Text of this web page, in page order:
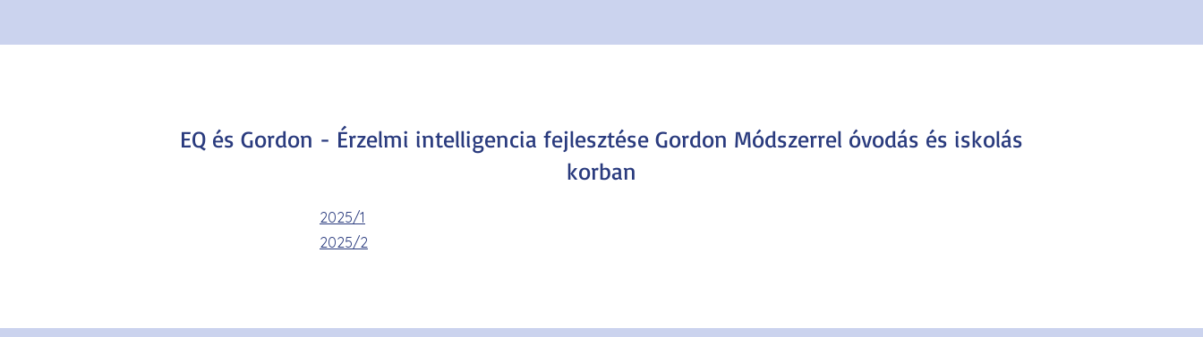
EQ és Gordon - Érzelmi intelligencia fejlesztése Gordon Módszerrel óvodás és iskolás
korban
2025/1
2025/2